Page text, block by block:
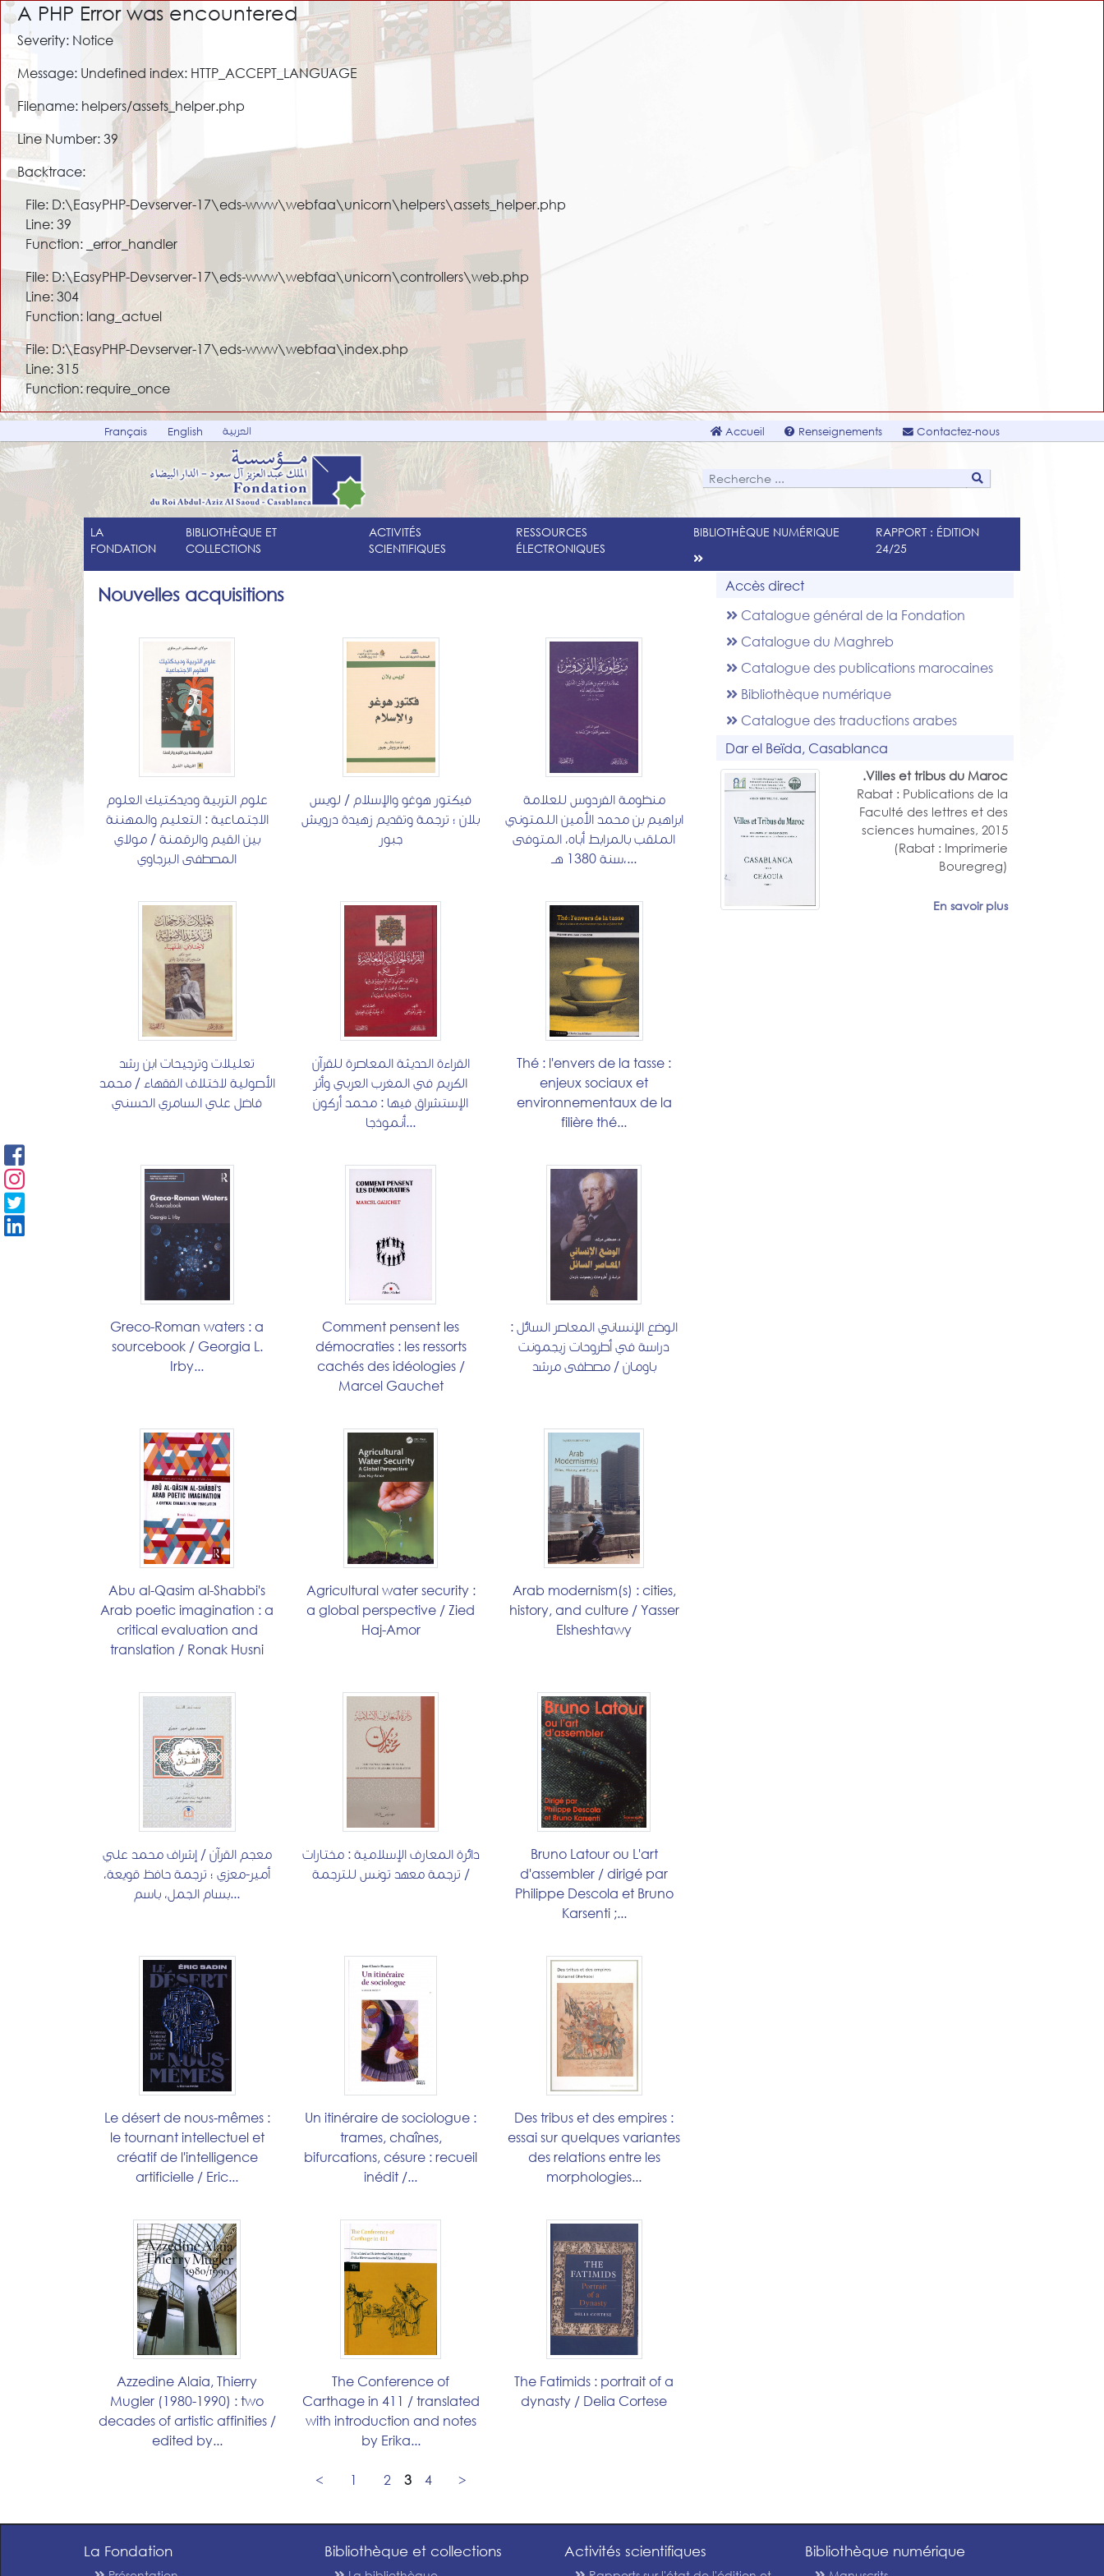
A PHP Error was encountered
Severity: Notice
Message: Undefined index: HTTP_ACCEPT_LANGUAGE
Filename: helpers/assets_helper.php
Line Number: 39
Backtrace:
File: D:\EasyPHP-Devserver-17\eds-www\webfaa\unicorn\helpers\assets_helper.php
Line: 39
Function: _error_handler
File: D:\EasyPHP-Devserver-17\eds-www\webfaa\unicorn\controllers\web.php
Line: 304
Function: lang_actuel
File: D:\EasyPHP-Devserver-17\eds-www\webfaa\index.php
Line: 315
Function: require_once
Français English العربية Accueil Renseignements Contactez-nous
LA
FONDATION
BIBLIOTHÈQUE ET
COLLECTIONS
ACTIVITÉS
SCIENTIFIQUES
RESSOURCES
ÉLECTRONIQUES
BIBLIOTHÈQUE NUMÉRIQUE
RAPPORT : ÉDITION
24/25
Accès direct
Catalogue général de la Fondation
Catalogue du Maghreb
Catalogue des publications marocaines
Bibliothèque numérique
Catalogue des traductions arabes
Dar el Beïda, Casablanca
Villes et tribus du Maroc.
Rabat : Publications de la
Faculté des lettres et des
sciences humaines, 2015
(Rabat : Imprimerie
Bouregreg)
En savoir plus
Nouvelles acquisitions
علوم التربية وديدكتيك العلوم
الاجتماعية : التعليم والمهننة
بين القيم والرقمنة / مولاي
المصطفى البرجاوي
فيكتور هوغو والإسلام / لويس
بلان ؛ ترجمة وتقديم زهيدة درويش
جبور
منظومة الفردوس للعلامة
ابراهيم بن محمد الأمين اللمتوني
الملقب بالمرابط أباه، المتوفى
سنة 1380 هـ،...
تعليلات وترجيحات ابن رشد
الأصولية لاختلاف الفقهاء / محمد
فاضل علي السامري الحسني
القراءة الحديثة المعاصرة للقرآن
الكريم في المغرب العربي وأثر
الإستشراق فيها : محمد أركون
أنموذجا...
Thé : l'envers de la tasse :
enjeux sociaux et
environnementaux de la
filière thé...
Greco-Roman waters : a
sourcebook / Georgia L.
Irby...
Comment pensent les
démocraties : les ressorts
cachés des idéologies /
Marcel Gauchet
الوضع الإنساني المعاصر السائل :
دراسة في أطروحات زيجمونت
باومان / مصطفى مرشد
Abu al-Qasim al-Shabbi's
Arab poetic imagination : a
critical evaluation and
translation / Ronak Husni
Agricultural water security :
a global perspective / Zied
Haj-Amor
Arab modernism(s) : cities,
history, and culture / Yasser
Elsheshtawy
معجم القرآن / إشراف محمد علي
أمير-معزي ؛ ترجمة حافظ قويعة،
بسام الجمل، باسم...
دائرة المعارف الإسلامية : مختارات
/ ترجمة معهد تونس للترجمة
Bruno Latour ou L'art
d'assembler / dirigé par
Philippe Descola et Bruno
Karsenti ;...
Le désert de nous-mêmes :
le tournant intellectuel et
créatif de l'intelligence
artificielle / Eric...
Un itinéraire de sociologue :
trames, chaînes,
bifurcations, césure : recueil
inédit /...
Des tribus et des empires :
essai sur quelques variantes
des relations entre les
morphologies...
Azzedine Alaia, Thierry
Mugler (1980-1990) : two
decades of artistic affinities /
edited by...
The Conference of
Carthage in 411 / translated
with introduction and notes
by Erika...
The Fatimids : portrait of a
dynasty / Delia Cortese
< 1 2 3 4 >
La Fondation Bibliothèque et collections Activités scientifiques Bibliothèque numérique